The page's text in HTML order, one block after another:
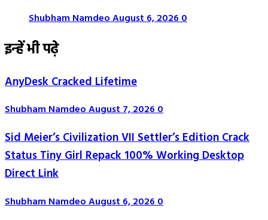
Shubham NamdeoAugust 6, 20260
इन्हें भी पढ़े
AnyDesk Cracked Lifetime
Shubham NamdeoAugust 7, 20260
Sid Meier’s Civilization VII Settler’s Edition Crack
Status Tiny Girl Repack 100% Working Desktop
Direct Link
Shubham NamdeoAugust 6, 20260